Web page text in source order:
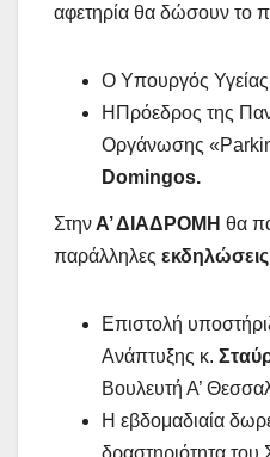
αφετηρία θα δώσουν το
Ο Υπουργός
ΗΠρόεδρος της
Οργάνωσης
Domingos.
Στην Α’ ΔΙΑΔΡΟΜΗ θα
παράλληλες
Επιστολή
Ανάπτυξης κ.
Βουλευτή Α’
Η εβδομαδιαία